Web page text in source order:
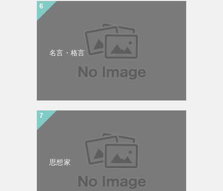
名言・格言
思想家